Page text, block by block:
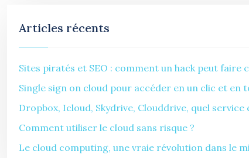
Articles récents
Sites piratés et SEO : comment un hack peut faire
Single sign on cloud pour accéder en un clic et en
Dropbox, Icloud, Skydrive, Clouddrive, quel service
Comment utiliser le cloud sans risque ?
Le cloud computing, une vraie révolution dans le